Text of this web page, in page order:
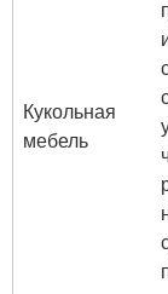
Кукольная
мебель